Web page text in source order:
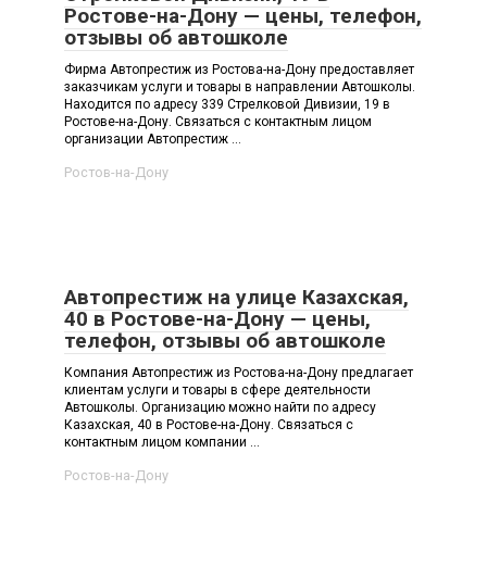
Ростове-на-Дону — цены, телефон,
отзывы об автошколе
Фирма Автопрестиж из Ростова-на-Дону предоставляет
заказчикам услуги и товары в направлении Автошколы.
Находится по адресу 339 Стрелковой Дивизии, 19 в
Ростове-на-Дону. Связаться с контактным лицом
организации Автопрестиж ...
Ростов-на-Дону
Автопрестиж на улице Казахская,
40 в Ростове-на-Дону — цены,
телефон, отзывы об автошколе
Компания Автопрестиж из Ростова-на-Дону предлагает
клиентам услуги и товары в сфере деятельности
Автошколы. Организацию можно найти по адресу
Казахская, 40 в Ростове-на-Дону. Связаться с
контактным лицом компании ...
Ростов-на-Дону